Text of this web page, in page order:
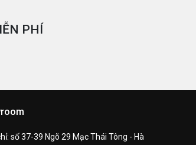
PHÍ
số 37-39 Ngõ 29 Mạc Thái Tông - Hà